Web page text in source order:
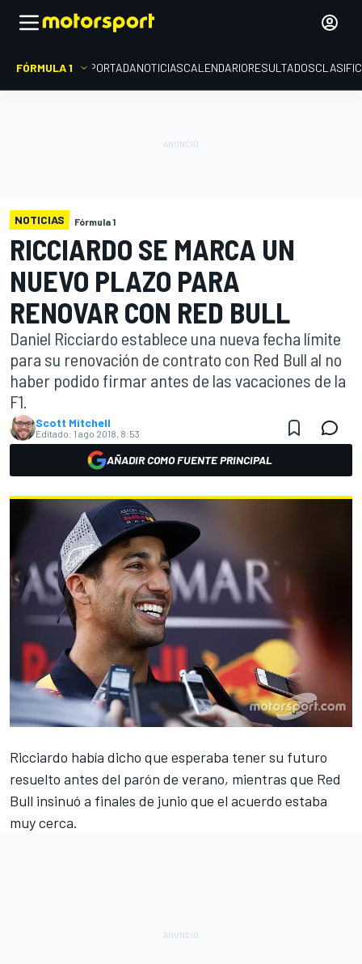
FÓRMULA 1 PORTADANOTICIASCALENDARIORESULTADOS
NOTICIAS Fórmula 1
RICCIARDO SE MARCA UN
NUEVO PLAZO PARA
RENOVAR CON RED BULL
Daniel Ricciardo establece una nueva fecha límite
para su renovación de contrato con Red Bull al no
haber podido firmar antes de las vacaciones de la
F1.
Scott Mitchell
Editado: 1 ago 2018, 8:53
AÑADIR COMO FUENTE PRINCIPAL
Ricciardo había dicho que esperaba tener su futuro
resuelto antes del parón de verano, mientras que Red
Bull insinuó a finales de junio que el acuerdo estaba
muy cerca.